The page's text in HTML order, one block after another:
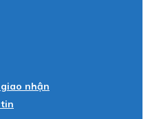
nhận